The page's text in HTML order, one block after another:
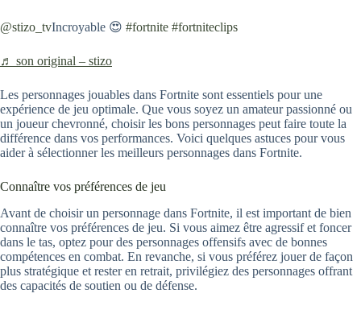
@stizo_tvIncroyable 😍 #fortnite #fortniteclips
♬ son original – stizo
Les personnages jouables dans Fortnite sont essentiels pour une
expérience de jeu optimale. Que vous soyez un amateur passionné ou
un joueur chevronné, choisir les bons personnages peut faire toute la
différence dans vos performances. Voici quelques astuces pour vous
aider à sélectionner les meilleurs personnages dans Fortnite.
Connaître vos préférences de jeu
Avant de choisir un personnage dans Fortnite, il est important de bien
connaître vos préférences de jeu. Si vous aimez être agressif et foncer
dans le tas, optez pour des personnages offensifs avec de bonnes
compétences en combat. En revanche, si vous préférez jouer de façon
plus stratégique et rester en retrait, privilégiez des personnages offrant
des capacités de soutien ou de défense.